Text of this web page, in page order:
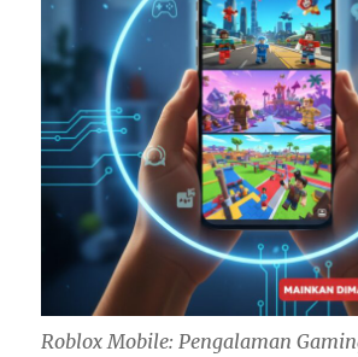
Roblox Mobile: Pengalaman